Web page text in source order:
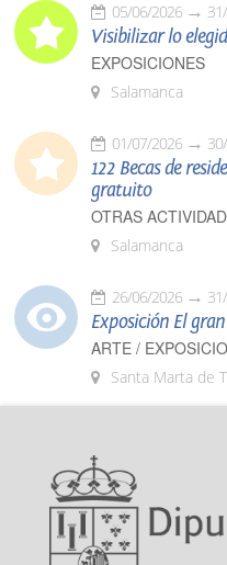
05/06/2026
Visibilizar lo
EXPOSICIONES
Salamanca
01/07/2026
122 Becas de
gratuito
OTRAS
Salamanca
26/06/2026
Exposición El
ARTE /
Santa Marta de